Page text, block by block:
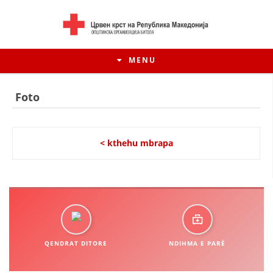
MENU
Foto
< kthehu mbrapa
QENDRAT DITORE NDIHMA E PARË